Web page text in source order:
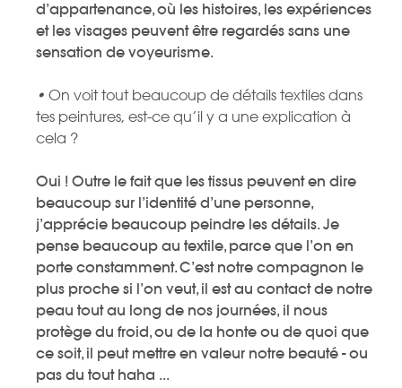
d’appartenance, où les histoires, les expériences
et les visages peuvent être regardés sans une
sensation de voyeurisme.
• On voit tout beaucoup de détails textiles dans
tes peintures, est-ce qu’il y a une explication à
cela ?
Oui ! Outre le fait que les tissus peuvent en dire
beaucoup sur l’identité d’une personne,
j’apprécie beaucoup peindre les détails. Je
pense beaucoup au textile, parce que l’on en
porte constamment. C’est notre compagnon le
plus proche si l’on veut, il est au contact de notre
peau tout au long de nos journées, il nous
protège du froid, ou de la honte ou de quoi que
ce soit, il peut mettre en valeur notre beauté - ou
pas du tout haha ...